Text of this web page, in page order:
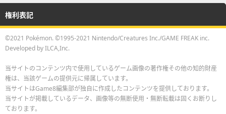
権利表記
©2021 Pokémon. ©1995-2021 Nintendo/Creatures Inc./GAME FREAK inc.
Developed by ILCA,Inc.
当サイトのコンテンツ内で使用しているゲーム画像の著作権その他の知的財産
権は、当該ゲームの提供元に帰属しています。
当サイトはGame8編集部が独自に作成したコンテンツを提供しております。
当サイトが掲載しているデータ、画像等の無断使用・無断転載は固くお断りし
ております。